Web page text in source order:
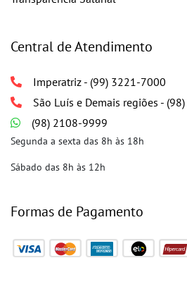
Central de Atendimento
Imperatriz - (99) 3221-7000
São Luís e Demais regiões -
(98) 2108-9999
Segunda a sexta das 8h às 18h
Sábado das 8h às 12h
Formas de Pagamento